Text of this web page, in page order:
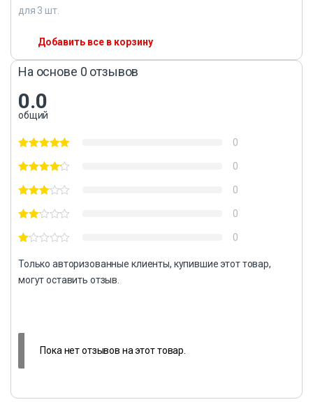
для 3 шт.
Добавить все в корзину
На основе 0 отзывов
0.0
общий
0
0
0
0
0
Только авторизованные клиенты, купившие этот товар,
могут оставить отзыв.
Пока нет отзывов на этот товар.